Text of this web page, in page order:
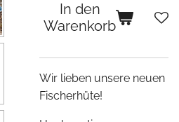
In den
Warenkorb
Wir lieben unsere neuen
Fischerhüte!